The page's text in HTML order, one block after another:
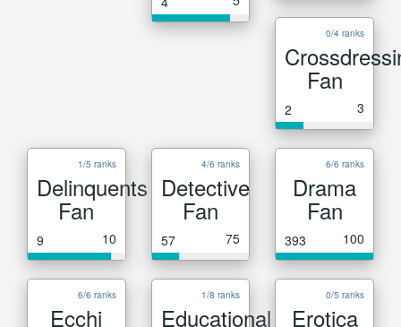
0/4 ranks
Fan
2 3
1/5 ranks
Delinquents
Fan
9 10
4/6 ranks
Detective
Fan
57 75
6/6 ranks
Drama
Fan
393 100
6/6 ranks
Ecchi
1/8 ranks
Educational
0/5 ranks
Erotica